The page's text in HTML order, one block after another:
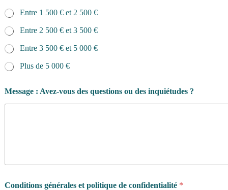
Entre 1 500 € et 2 500 €
Entre 2 500 € et 3 500 €
Entre 3 500 € et 5 000 €
Plus de 5 000 €
Message : Avez-vous des questions ou des inquiétudes ?
Conditions générales et politique de confidentialité *